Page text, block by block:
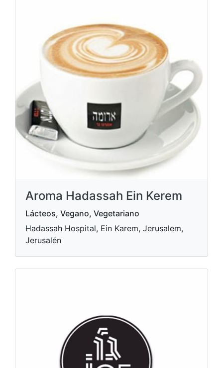
Aroma Hadassah Ein Kerem
Lácteos, Vegano, Vegetariano
Hadassah Hospital, Ein Karem, Jerusalem,
Jerusalén